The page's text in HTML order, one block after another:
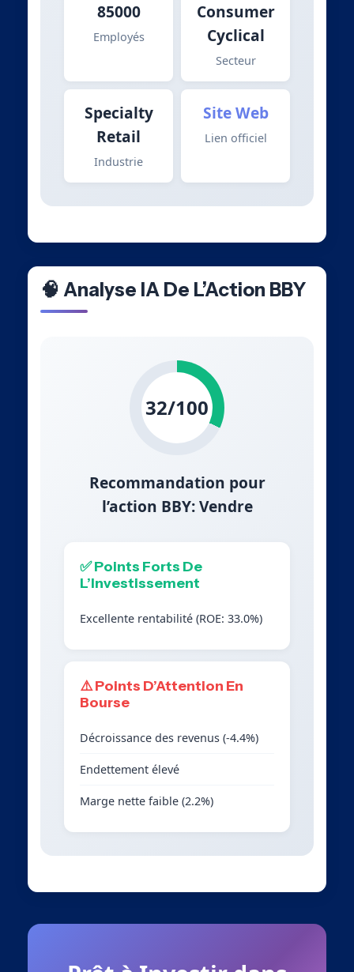
85000
Employés
Consumer
Cyclical
Secteur
Specialty
Retail
Industrie
Site Web
Lien officiel
🧠 Analyse IA De L’Action BBY
32/100
Recommandation pour
l’action BBY: Vendre
✅ Points Forts De
L’Investissement
Excellente rentabilité (ROE: 33.0%)
⚠️ Points D’Attention En
Bourse
Décroissance des revenus (-4.4%)
Endettement élevé
Marge nette faible (2.2%)